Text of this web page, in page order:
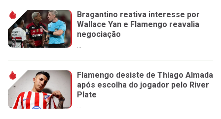
Bragantino reativa interesse por
Wallace Yan e Flamengo reavalia
negociação
...
Flamengo desiste de Thiago Almada
após escolha do jogador pelo River
Plate
...